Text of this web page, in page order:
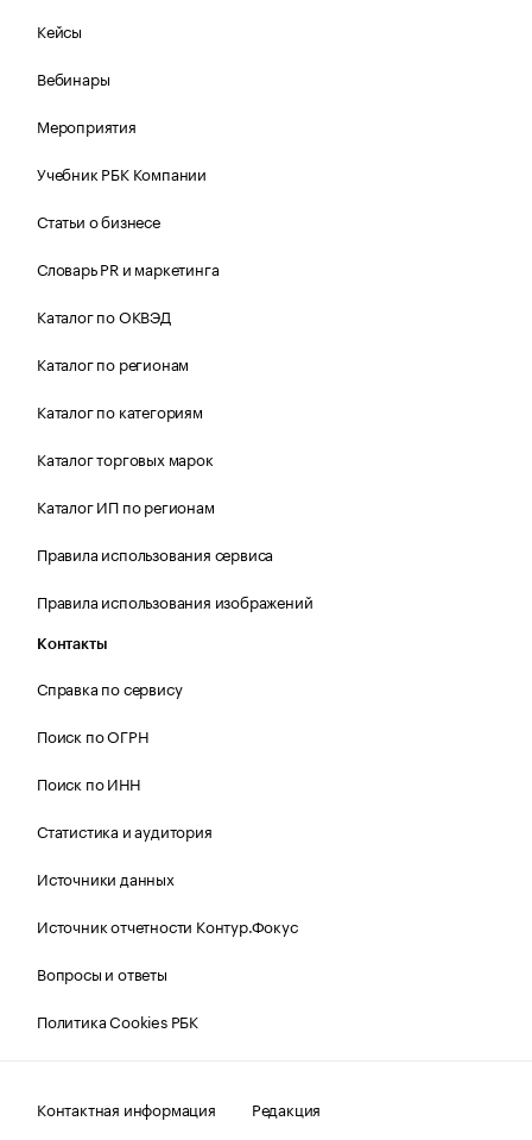
Кейсы
Вебинары
Мероприятия
Учебник РБК Компании
Статьи о бизнесе
Словарь PR и маркетинга
Каталог по ОКВЭД
Каталог по регионам
Каталог по категориям
Каталог торговых марок
Каталог ИП по регионам
Правила использования сервиса
Правила использования изображений
Контакты
Справка по сервису
Поиск по ОГРН
Поиск по ИНН
Статистика и аудитория
Источники данных
Источник отчетности Контур.Фокус
Вопросы и ответы
Политика Cookies РБК
Контактная информация Редакция